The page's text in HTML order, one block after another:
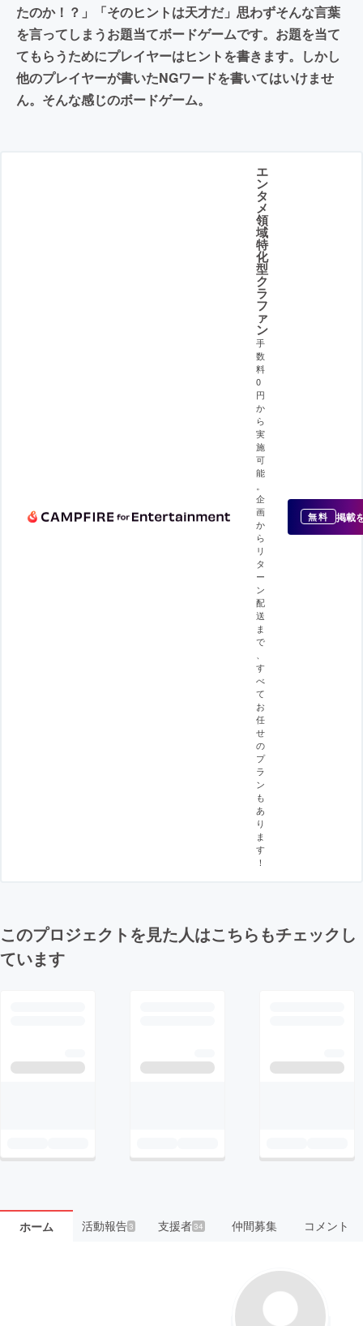
たのか！？」「そのヒントは天才だ」思わずそんな言葉
を言ってしまうお題当てボードゲームです。お題を当て
てもらうためにプレイヤーはヒントを書きます。しかし
他のプレイヤーが書いたNGワードを書いてはいけませ
ん。そんな感じのボードゲーム。
エ
ン
タ
メ
領
域
特
化
型
ク
ラ
フ
ァ
ン
手
数
料
0
円
か
ら
実
施
可
能
企
画
か
ら
リ
タ
ー
ン
配
送
ま
で
す
べ
て
お
任
せ
の
プ
ラ
ン
も
あ
り
ま
す
！
無料 掲載
このプロジェクトを見た人はこちらもチェックし
ています
ホーム 活動報告3 支援者34 仲間募集 コメント